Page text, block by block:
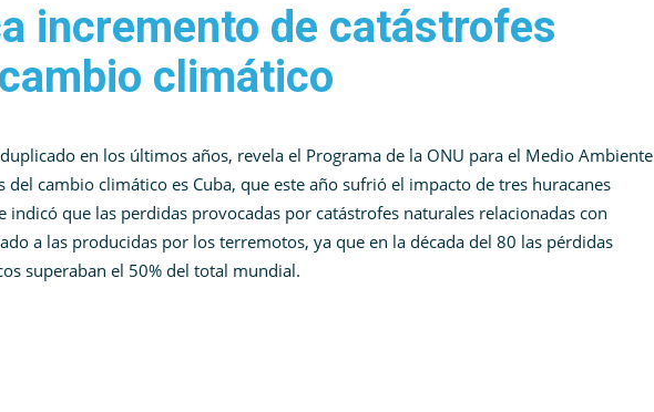
incremento de catástrofes
climático
en los últimos años, revela el Programa de la ONU para el Medio Ambiente
del cambio climático es Cuba, que este año sufrió el impacto de tres huracanes
indicó que las perdidas provocadas por catástrofes naturales relacionadas con
a las producidas por los terremotos, ya que en la década del 80 las pérdidas
superaban el 50% del total mundial.